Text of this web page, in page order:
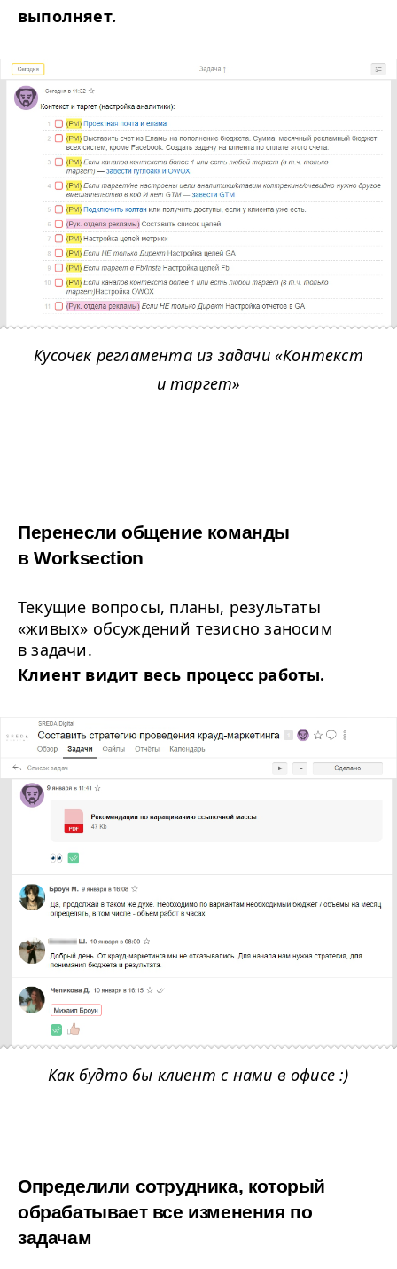
выполняет.
Кусочек регламента из задачи «Контекст
и таргет»
Перенесли общение команды
в Worksection
Текущие вопросы, планы, результаты
«живых» обсуждений тезисно заносим
в задачи.
Клиент видит весь процесс работы.
Как будто бы клиент с нами в офисе :)
Определили сотрудника, который
обрабатывает все изменения по
задачам